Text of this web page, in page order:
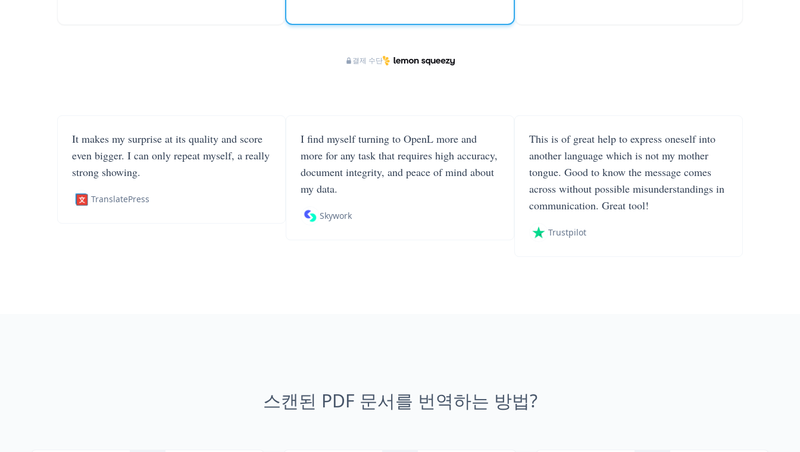
결제 수단
It makes my surprise at its quality and score
even bigger. I can only repeat myself, a really
strong showing.
TranslatePress
I find myself turning to OpenL more and
more for any task that requires high accuracy,
document integrity, and peace of mind about
my data.
Skywork
This is of great help to express oneself into
another language which is not my mother
tongue. Good to know the message comes
across without possible misunderstandings in
communication. Great tool!
Trustpilot
스캔된 PDF 문서를 번역하는 방법?